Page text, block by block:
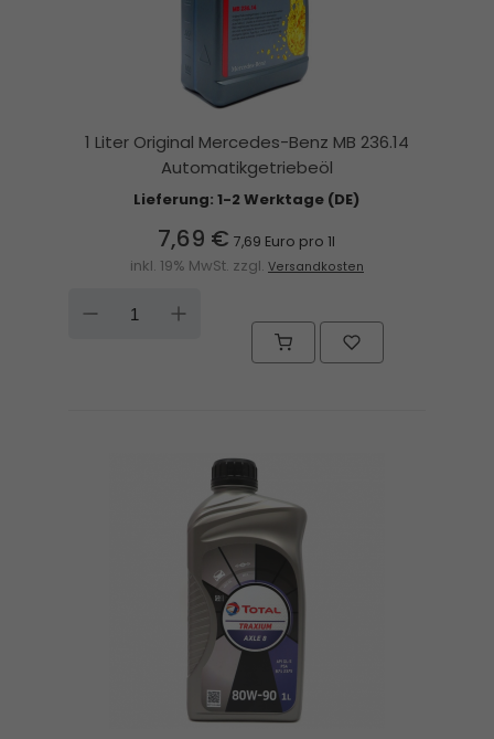
1 Liter Original Mercedes-Benz MB 236.14
Automatikgetriebeöl
Lieferung: 1-2 Werktage (DE)
7,69 € 7,69 Euro pro 1l
inkl. 19% MwSt. zzgl. Versandkosten
DOWN